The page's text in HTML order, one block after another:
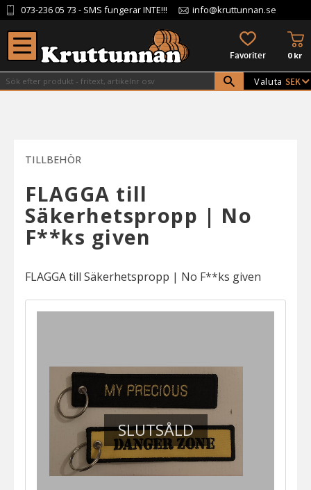
Meny
073-236 05 73 - SMS fungerar INTE!!! info@kruttunnan.se
FAVORITER 0kr
Valuta
TILLBEHÖR
FLAGGA till
Säkerhetspropp | No
F**ks given
FLAGGA till Säkerhetspropp | No F**ks given
SLUTSÅLD